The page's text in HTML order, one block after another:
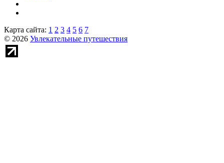
Карта сайта: 1 2 3 4 5 6 7
© 2026 Увлекательные путешествия